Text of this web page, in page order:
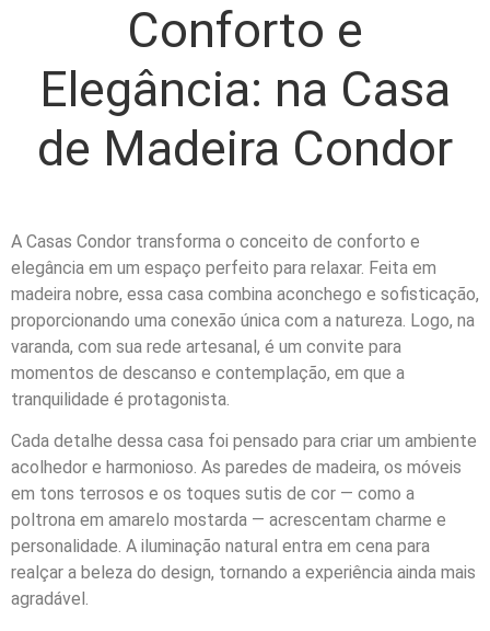
Conforto e
Elegância: na Casa
de Madeira Condor
A Casas Condor transforma o conceito de conforto e
elegância em um espaço perfeito para relaxar. Feita em
madeira nobre, essa casa combina aconchego e sofisticação,
proporcionando uma conexão única com a natureza. Logo, na
varanda, com sua rede artesanal, é um convite para
momentos de descanso e contemplação, em que a
tranquilidade é protagonista.
Cada detalhe dessa casa foi pensado para criar um ambiente
acolhedor e harmonioso. As paredes de madeira, os móveis
em tons terrosos e os toques sutis de cor — como a
poltrona em amarelo mostarda — acrescentam charme e
personalidade. A iluminação natural entra em cena para
realçar a beleza do design, tornando a experiência ainda mais
agradável.